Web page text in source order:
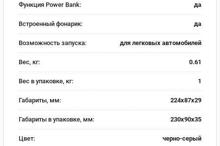
Функция Power Bank: да
Встроенный фонарик: да
Возможность запуска: для легковых автомобилей
Вес, кг: 0.61
Вес в упаковке, кг: 1
Габариты, мм: 224х87х29
Габариты в упаковке, мм: 230х90х35
Цвет: черно-серый